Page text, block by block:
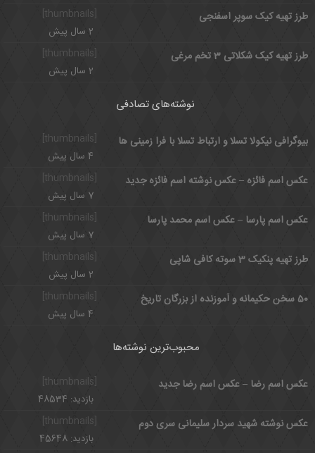
[thumbnails]
طرز تهیه کیک سوپر اسفنجی
2 سال پیش
طرز تهیه کیک شکلاتی 3 تخم مرغی
2 سال پیش
نوشته‌های تصادفی
[thumbnails] بیوگرافی نیکولا تسلا و ارتباط تسلا با فرا زمینی ها
4 سال پیش
عکس اسم فائزه – عکس نوشته اسم فائزه جدید
7 سال پیش
[thumbnails]
عکس اسم پارسا – عکس اسم محمد پارسا
7 سال پیش
طرز تهیه پنکیک 3 سوته کافی شاپی
2 سال پیش
50 سخن حکیمانه و آموزنده از بزرگان تاریخ
4 سال پیش
محبوب‌ترین نوشته‌ها
عکس اسم رضا – عکس اسم رضا جدید
بازدید: 48534
[thumbnails]
عکس نوشته شهید سردار سلیمانی سری دوم
بازدید: 45648